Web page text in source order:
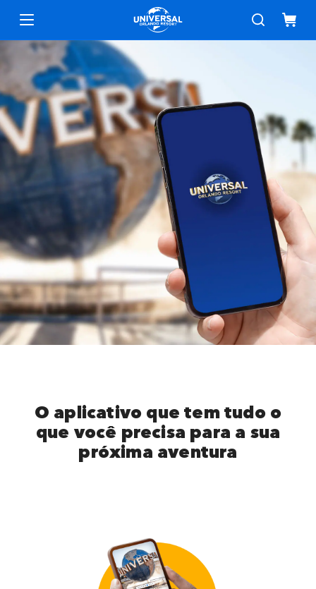
O aplicativo que tem tudo o
que você precisa para a sua
próxima aventura